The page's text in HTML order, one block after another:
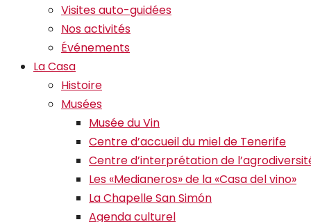
Visites auto-guidées
Nos activités
Événements
La Casa
Histoire
Musées
Musée du Vin
Centre d’accueil du miel de Tenerife
Centre d’interprétation de
Les «Medianeros» de la «Casa del vino»
La Chapelle San Simón
Agenda culturel